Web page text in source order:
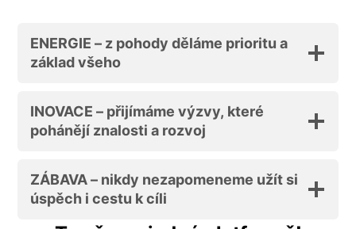
ENERGIE – z pohody děláme prioritu a
základ všeho
INOVACE – přijímáme výzvy, které
pohánějí znalosti a rozvoj
ZÁBAVA – nikdy nezapomeneme užít si
úspěch i cestu k cíli